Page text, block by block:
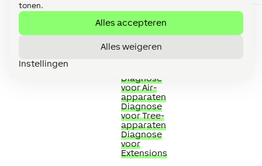
tonen.
Alles accepteren
Alles weigeren
Instellingen
Online
Geeft aan of
het
Miniserver
Diagnose
voor Air-
apparaten
Diagnose
voor Tree-
apparaten
Diagnose
voor
Extensions
Digitaal